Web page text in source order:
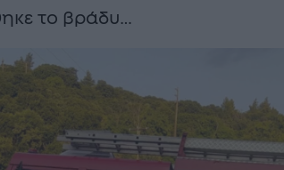
το βράδυ…